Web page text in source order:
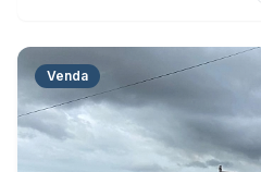
Venda